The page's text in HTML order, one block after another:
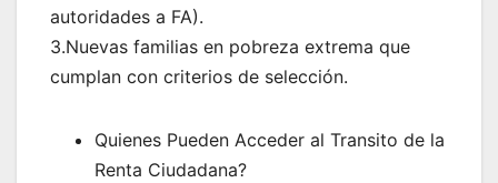
autoridades a FA).
3.Nuevas familias en pobreza extrema que
cumplan con criterios de selección.
Quienes Pueden Acceder al Transito de la
Renta Ciudadana?